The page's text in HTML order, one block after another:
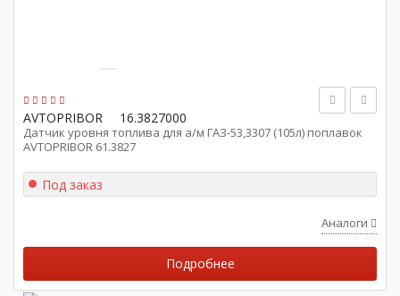
AVTOPRIBOR 16.3827000
Датчик уровня топлива для а/м ГАЗ-53,3307 (105л) поплавок
AVTOPRIBOR 61.3827
Под заказ
Аналоги
Подробнее